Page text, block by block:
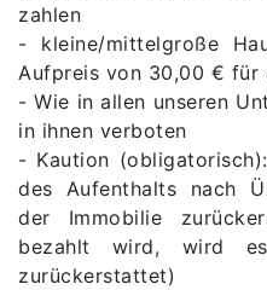
zahlen
- kleine/mittelgroße
Aufpreis von 30,00 € für
- Wie in allen unseren
in ihnen verboten
- Kaution
des Aufenthalts nach
der Immobilie
bezahlt wird, wird
zurückerstattet)